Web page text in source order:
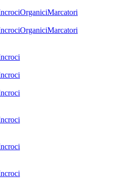
OrganiciMarcatori
OrganiciMarcatori